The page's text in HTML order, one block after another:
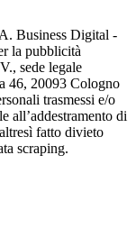
Business Digital -
la pubblicità
sede legale
46, 20093 Cologno
trasmessi e/o
all’addestramento di
fatto divieto
scraping.